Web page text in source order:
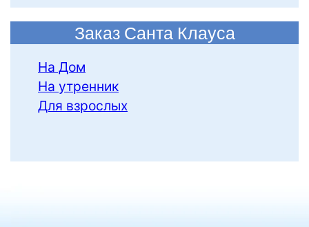
Заказ Санта Клауса
На Дом
На утренник
Для взрослых